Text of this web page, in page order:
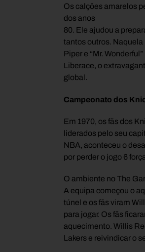
Os calções amarelos
dos anos
80. Ele ajudou a
tantos outros. Naquela
Piper e “Mr.
Liberace, o
global.
Campeonato dos
Em 1970, os fãs dos
liderados pelo seu
NBA, aconteceu o
por perder o jogo 6
O ambiente no The
A equipa começou o
túnel e os fãs viram
para jogar. Os fãs
aquecimento. Willis
Lakers e reivindicar o